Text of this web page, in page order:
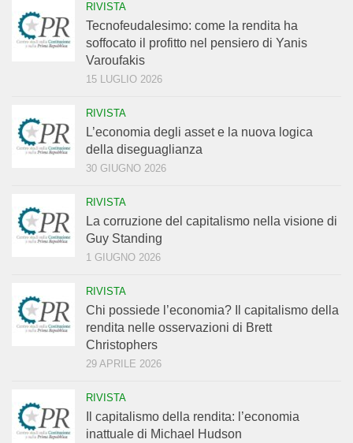
RIVISTA
Tecnofeudalesimo: come la rendita ha
soffocato il profitto nel pensiero di Yanis
Varoufakis
15 LUGLIO 2026
RIVISTA
L’economia degli asset e la nuova logica
della diseguaglianza
30 GIUGNO 2026
RIVISTA
La corruzione del capitalismo nella visione di
Guy Standing
1 GIUGNO 2026
RIVISTA
Chi possiede l’economia? Il capitalismo della
rendita nelle osservazioni di Brett
Christophers
29 APRILE 2026
RIVISTA
Il capitalismo della rendita: l’economia
inattuale di Michael Hudson